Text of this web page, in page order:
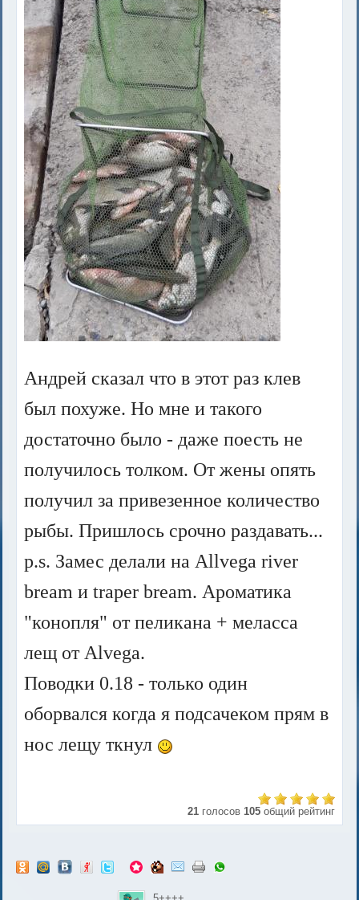
Андрей сказал что в этот раз клев
был похуже. Но мне и такого
достаточно было - даже поесть не
получилось толком. От жены опять
получил за привезенное количество
рыбы. Пришлось срочно раздавать...
p.s. Замес делали на Allvega river
bream и traper bream. Ароматика
"конопля" от пеликана + меласса
лещ от Alvega.
Поводки 0.18 - только один
оборвался когда я подсачеком прям в
нос лещу ткнул
21 голосов 105 общий рейтинг